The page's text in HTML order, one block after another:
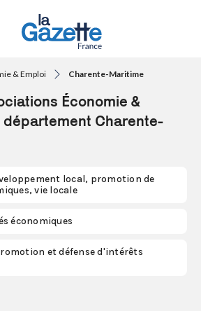
& Emploi Charente-Maritime
Économie &
département Charente-
local, promotion de
vie locale
économiques
et défense d'intérêts